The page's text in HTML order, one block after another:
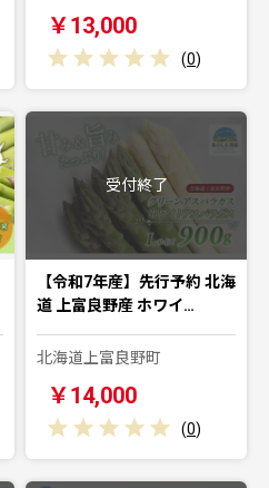
￥13,000
(0)
受付終了
【令和7年産】先行予約 北海
道 上富良野産 ホワイ…
北海道上富良野町
￥14,000
(0)